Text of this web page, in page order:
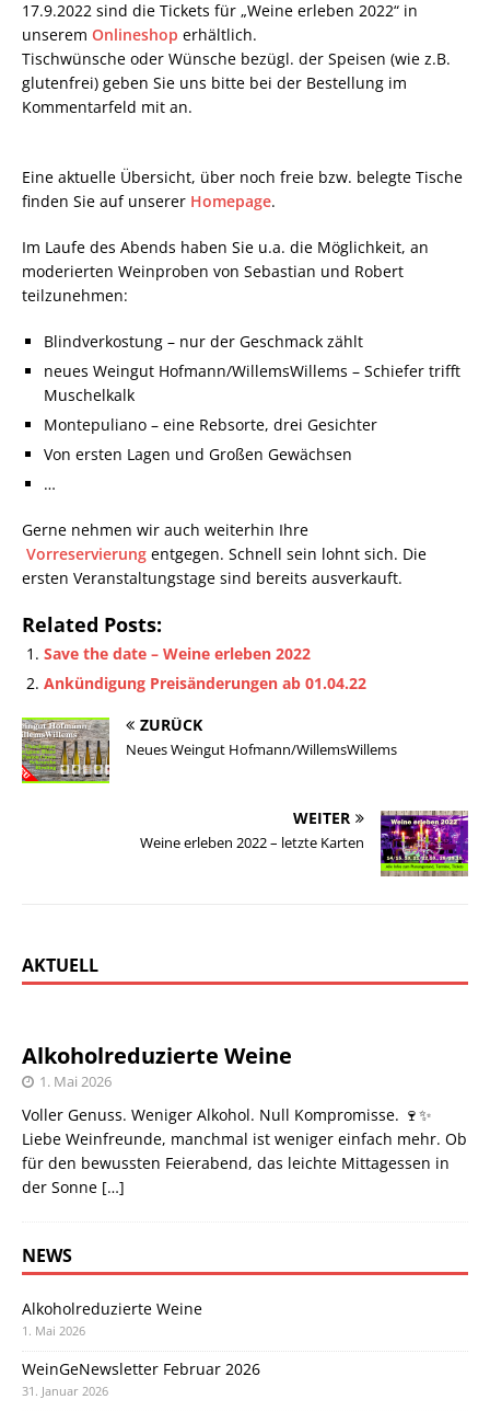
17.9.2022 sind die Tickets für „Weine erleben 2022“ in
unserem Onlineshop erhältlich.
Tischwünsche oder Wünsche bezügl. der Speisen (wie z.B.
glutenfrei) geben Sie uns bitte bei der Bestellung im
Kommentarfeld mit an.
Eine aktuelle Übersicht, über noch freie bzw. belegte Tische
finden Sie auf unserer Homepage.
Im Laufe des Abends haben Sie u.a. die Möglichkeit, an
moderierten Weinproben von Sebastian und Robert
teilzunehmen:
Blindverkostung – nur der Geschmack zählt
neues Weingut Hofmann/WillemsWillems – Schiefer trifft
Muschelkalk
Montepuliano – eine Rebsorte, drei Gesichter
Von ersten Lagen und Großen Gewächsen
…
Gerne nehmen wir auch weiterhin Ihre
Vorreservierung entgegen. Schnell sein lohnt sich. Die
ersten Veranstaltungstage sind bereits ausverkauft.
Related Posts:
Save the date – Weine erleben 2022
Ankündigung Preisänderungen ab 01.04.22
ZURÜCK
Neues Weingut Hofmann/WillemsWillems
WEITER
Weine erleben 2022 – letzte Karten
AKTUELL
Alkoholreduzierte Weine
1. Mai 2026
Voller Genuss. Weniger Alkohol. Null Kompromisse. 🍷✨
Liebe Weinfreunde, manchmal ist weniger einfach mehr. Ob
für den bewussten Feierabend, das leichte Mittagessen in
der Sonne […]
NEWS
Alkoholreduzierte Weine
1. Mai 2026
WeinGeNewsletter Februar 2026
31. Januar 2026